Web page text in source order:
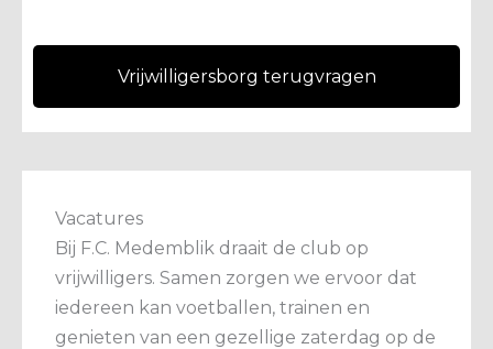
Vrijwilligersborg terugvragen
Vacatures
Bij F.C. Medemblik draait de club op
vrijwilligers. Samen zorgen we ervoor dat
iedereen kan voetballen, trainen en
genieten van een gezellige zaterdag op de